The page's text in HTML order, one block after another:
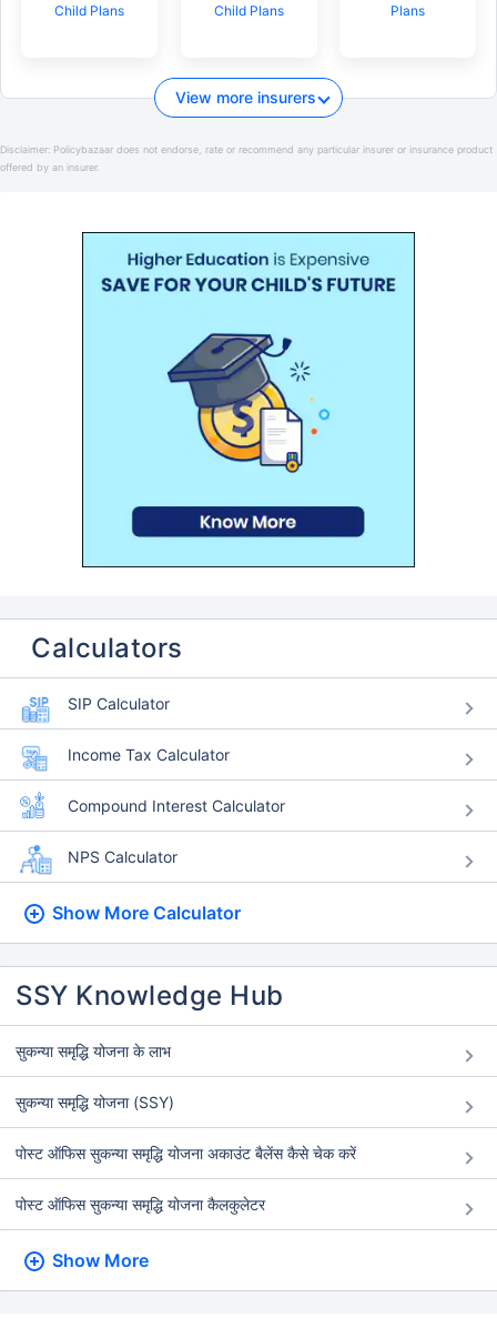
Child Plans
Child Plans
Plans
View more insurers
Disclaimer: Policybazaar does not endorse, rate or recommend any particular insurer or insurance product
offered by an insurer.
Calculators
SIP Calculator
Income Tax Calculator
Compound Interest Calculator
NPS Calculator
Show More Calculator
SSY Knowledge Hub
सुकन्या समृद्धि योजना के लाभ
सुकन्या समृद्धि योजना (SSY)
पोस्ट ऑफिस सुकन्या समृद्धि योजना अकाउंट बैलेंस कैसे चेक करें
पोस्ट ऑफिस सुकन्या समृद्धि योजना कैलकुलेटर
Show More